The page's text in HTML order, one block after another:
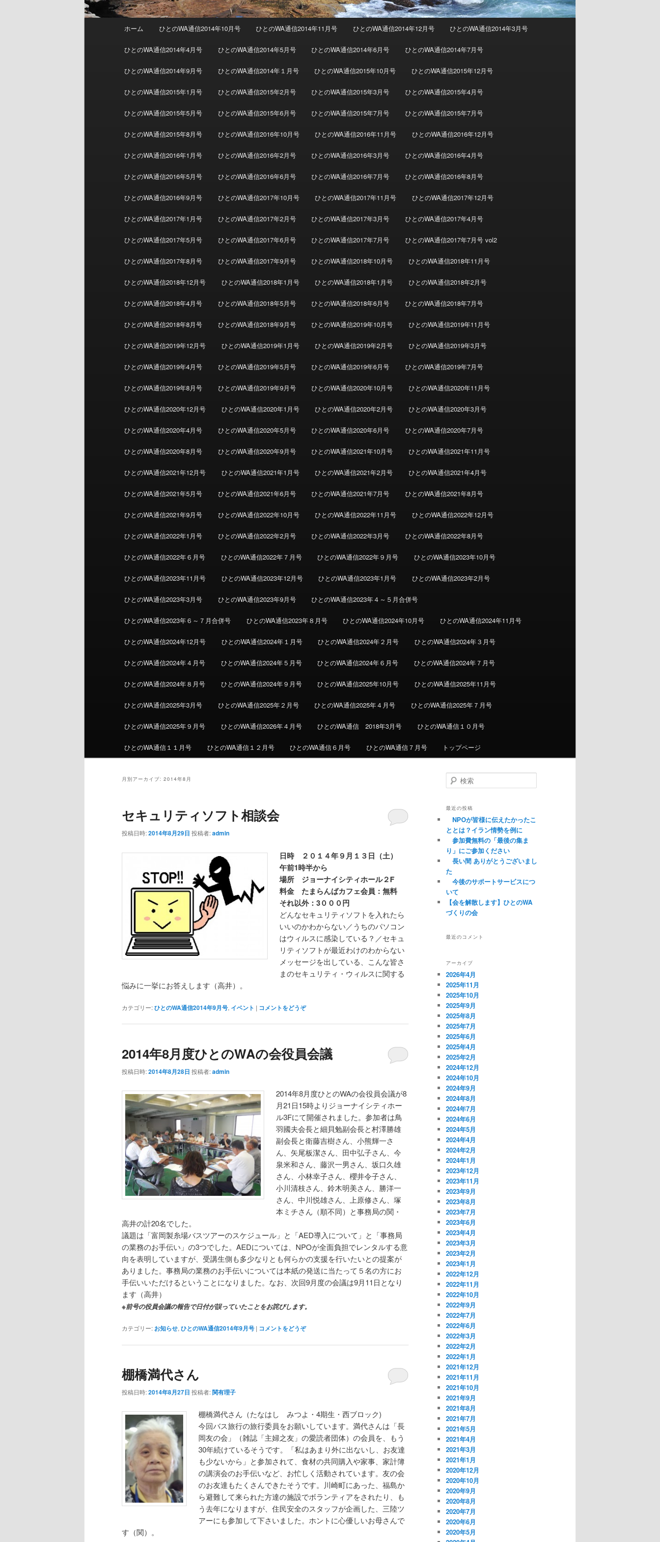
メインコンテンツへ移動
サブコンテンツへ移動
ホーム ひとのWA通信2014年10月号 ひとのWA通信2014年11月号 ひとのWA通信2014年12月号 ひとのWA通信2014年3月号
ひとのWA通信2014年4月号 ひとのWA通信2014年5月号 ひとのWA通信2014年6月号 ひとのWA通信2014年7月号
ひとのWA通信2014年9月号 ひとのWA通信2014年１月号 ひとのWA通信2015年10月号 ひとのWA通信2015年12月号
ひとのWA通信2015年1月号 ひとのWA通信2015年2月号 ひとのWA通信2015年3月号 ひとのWA通信2015年4月号
ひとのWA通信2015年5月号 ひとのWA通信2015年6月号 ひとのWA通信2015年7月号 ひとのWA通信2015年7月号
ひとのWA通信2015年8月号 ひとのWA通信2016年10月号 ひとのWA通信2016年11月号 ひとのWA通信2016年12月号
ひとのWA通信2016年1月号 ひとのWA通信2016年2月号 ひとのWA通信2016年3月号 ひとのWA通信2016年4月号
ひとのWA通信2016年5月号 ひとのWA通信2016年6月号 ひとのWA通信2016年7月号 ひとのWA通信2016年8月号
ひとのWA通信2016年9月号 ひとのWA通信2017年10月号 ひとのWA通信2017年11月号 ひとのWA通信2017年12月号
ひとのWA通信2017年1月号 ひとのWA通信2017年2月号 ひとのWA通信2017年3月号 ひとのWA通信2017年4月号
ひとのWA通信2017年5月号 ひとのWA通信2017年6月号 ひとのWA通信2017年7月号 ひとのWA通信2017年7月号 vol2
ひとのWA通信2017年8月号 ひとのWA通信2017年9月号 ひとのWA通信2018年10月号 ひとのWA通信2018年11月号
ひとのWA通信2018年12月号 ひとのWA通信2018年1月号 ひとのWA通信2018年1月号 ひとのWA通信2018年2月号
ひとのWA通信2018年4月号 ひとのWA通信2018年5月号 ひとのWA通信2018年6月号 ひとのWA通信2018年7月号
ひとのWA通信2018年8月号 ひとのWA通信2018年9月号 ひとのWA通信2019年10月号 ひとのWA通信2019年11月号
ひとのWA通信2019年12月号 ひとのWA通信2019年1月号 ひとのWA通信2019年2月号 ひとのWA通信2019年3月号
ひとのWA通信2019年4月号 ひとのWA通信2019年5月号 ひとのWA通信2019年6月号 ひとのWA通信2019年7月号
ひとのWA通信2019年8月号 ひとのWA通信2019年9月号 ひとのWA通信2020年10月号 ひとのWA通信2020年11月号
ひとのWA通信2020年12月号 ひとのWA通信2020年1月号 ひとのWA通信2020年2月号 ひとのWA通信2020年3月号
ひとのWA通信2020年4月号 ひとのWA通信2020年5月号 ひとのWA通信2020年6月号 ひとのWA通信2020年7月号
ひとのWA通信2020年8月号 ひとのWA通信2020年9月号 ひとのWA通信2021年10月号 ひとのWA通信2021年11月号
ひとのWA通信2021年12月号 ひとのWA通信2021年1月号 ひとのWA通信2021年2月号 ひとのWA通信2021年4月号
ひとのWA通信2021年5月号 ひとのWA通信2021年6月号 ひとのWA通信2021年7月号 ひとのWA通信2021年8月号
ひとのWA通信2021年9月号 ひとのWA通信2022年10月号 ひとのWA通信2022年11月号 ひとのWA通信2022年12月号
ひとのWA通信2022年1月号 ひとのWA通信2022年2月号 ひとのWA通信2022年3月号 ひとのWA通信2022年8月号
ひとのWA通信2022年６月号 ひとのWA通信2022年７月号 ひとのWA通信2022年９月号 ひとのWA通信2023年10月号
ひとのWA通信2023年11月号 ひとのWA通信2023年12月号 ひとのWA通信2023年1月号 ひとのWA通信2023年2月号
ひとのWA通信2023年3月号 ひとのWA通信2023年9月号 ひとのWA通信2023年４～５月合併号
ひとのWA通信2023年６～７月合併号 ひとのWA通信2023年８月号 ひとのWA通信2024年10月号 ひとのWA通信2024年11月号
ひとのWA通信2024年12月号 ひとのWA通信2024年１月号 ひとのWA通信2024年２月号 ひとのWA通信2024年３月号
ひとのWA通信2024年４月号 ひとのWA通信2024年５月号 ひとのWA通信2024年６月号 ひとのWA通信2024年７月号
ひとのWA通信2024年８月号 ひとのWA通信2024年９月号 ひとのWA通信2025年10月号 ひとのWA通信2025年11月号
ひとのWA通信2025年3月号 ひとのWA通信2025年２月号 ひとのWA通信2025年４月号 ひとのWA通信2025年７月号
ひとのWA通信2025年９月号 ひとのWA通信2026年４月号 ひとのWA通信 2018年3月号 ひとのWA通信１０月号
ひとのWA通信１１月号 ひとのWA通信１２月号 ひとのWA通信６月号 ひとのWA通信７月号 トップページ
月別アーカイブ: 2014年8月
セキュリティソフト相談会
投稿日時:2014年8月29日 投稿者:admin
日時 ２０１４年９月１３日（土）
午前1時半から
場所 ジョーナイシティホール２F
料金 たまらんばカフェ会員：無料
それ以外：3０００円
どんなセキュリティソフトを入れたら
いいのかわからない／うちのパソコン
はウィルスに感染している？／セキュ
リティソフトが最近わけのわからない
メッセージを出している、こんな皆さ
まのセキュリティ・ウィルスに関する
悩みに一挙にお答えします（高井）。
カテゴリー:ひとのWA通信2014年9月号, イベント | コメントをどうぞ
2014年8月度ひとのWAの会役員会議
投稿日時:2014年8月28日 投稿者:admin
2014年8月度ひとのWAの会役員会議が8
月21日15時よりジョーナイシティホー
ル3Fにて開催されました。参加者は鳥
羽國夫会長と細貝勉副会長と村澤勝雄
副会長と衛藤吉樹さん、小熊輝一さ
ん、矢尾板潔さん、田中弘子さん、今
泉米和さん、藤沢一男さん、坂口久雄
さん、小林幸子さん、櫻井令子さん、
小川清枝さん、鈴木明美さん、勝洋一
さん、中川悦雄さん、上原修さん、塚
本ミチさん（順不同）と事務局の関・
高井の計20名でした。
議題は「富岡製糸場バスツアーのスケジュール」と「AED導入について」と「事務局
の業務のお手伝い」の3つでした。AEDについては、NPOが全面負担でレンタルする意
向を表明していますが、受講生側も多少なりとも何らかの支援を行いたいとの提案が
ありました。事務局の業務のお手伝いについては本紙の発送に当たって５名の方にお
手伝いいただけるということになりました。なお、次回9月度の会議は9月11日となり
ます（高井）
※前号の役員会議の報告で日付が誤っていたことをお詫びします。
カテゴリー: お知らせ, ひとのWA通信2014年9月号 | コメントをどうぞ
棚橋満代さん
投稿日時:2014年8月27日 投稿者:関有理子
棚橋満代さん（たなはし みつよ・4期生・西ブロック)
今回バス旅行の旅行委員をお願いしています。満代さんは「長
岡友の会」（雑誌「主婦之友」の愛読者団体）の会員を、もう
30年続けているそうです。「私はあまり外に出ないし、お友達
も少ないから」と参加されて、食材の共同購入や家事、家計簿
の講演会のお手伝いなど、お忙しく活動されています。友の会
のお友達もたくさんできたそうです。川崎町にあった、福島か
ら避難して来られた方達の施設でボランティアをされたり、も
う去年になりますが、住民安全のスタッフが企画した、三陸ツ
アーにも参加して下さいました。ホントに心優しいお母さんで
す（関）。
検索
最近の投稿
NPOが皆様に伝えたかったこ
ととは？イラン情勢を例に
参加費無料の「最後の集ま
り」にご参加ください
長い間 ありがとうございまし
た
今後のサポートサービスにつ
いて
【会を解散します】ひとのWA
づくりの会
最近のコメント
アーカイブ
2026年4月
2025年11月
2025年10月
2025年9月
2025年8月
2025年7月
2025年6月
2025年4月
2025年2月
2024年12月
2024年10月
2024年9月
2024年8月
2024年7月
2024年6月
2024年5月
2024年4月
2024年2月
2024年1月
2023年12月
2023年11月
2023年9月
2023年8月
2023年7月
2023年6月
2023年4月
2023年3月
2023年2月
2023年1月
2022年12月
2022年11月
2022年10月
2022年9月
2022年7月
2022年6月
2022年3月
2022年2月
2022年1月
2021年12月
2021年11月
2021年10月
2021年9月
2021年8月
2021年7月
2021年5月
2021年4月
2021年3月
2021年1月
2020年12月
2020年10月
2020年9月
2020年8月
2020年7月
2020年6月
2020年5月